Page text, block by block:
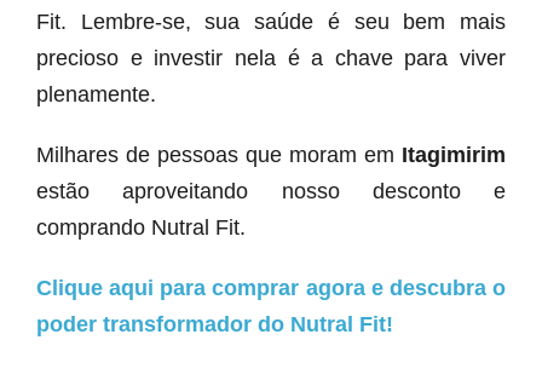
Fit. Lembre-se, sua saúde é seu bem mais
precioso e investir nela é a chave para viver
plenamente.
Milhares de pessoas que moram em Itagimirim
estão aproveitando nosso desconto e
comprando Nutral Fit.
Clique aqui para comprar agora e descubra o
poder transformador do Nutral Fit!